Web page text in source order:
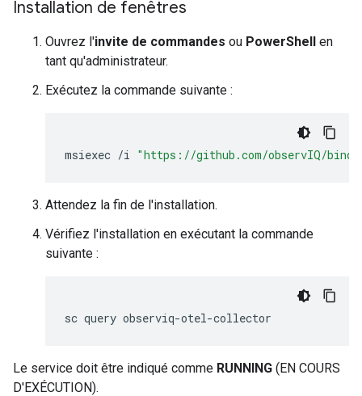
Installation de fenêtres
Ouvrez l'invite de commandes ou PowerShell en
tant qu'administrateur.
Exécutez la commande suivante :
msiexec /i "https://github.com/observIQ/
Attendez la fin de l'installation.
Vérifiez l'installation en exécutant la commande
suivante :
Le service doit être indiqué comme RUNNING (EN COURS
D'EXÉCUTION).